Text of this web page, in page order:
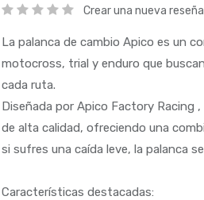
Crear una nueva reseña
La palanca de cambio Apico es un
motocross, trial y enduro que
cada ruta.
Diseñada por Apico Factory Racing
de alta calidad, ofreciendo una
si sufres una caída leve, la palanca
Características destacadas: